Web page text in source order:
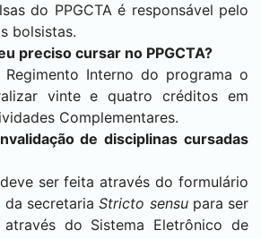
do PPGCTA é responsável pelo
bolsistas.
preciso cursar no PPGCTA?
Interno do programa o
vinte e quatro créditos em
Complementares.
de disciplinas cursadas
ser feita através do formulário
da secretariaStricto sensupara ser
do Sistema Eletrônico de